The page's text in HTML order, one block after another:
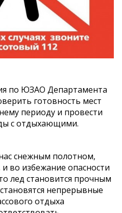
по ЮЗАО Департамента
готовность мест
периоду и провести
с отдыхающими.
снежным полотном,
во избежание опасности
лед становится прочным
непрерывные
отдыха